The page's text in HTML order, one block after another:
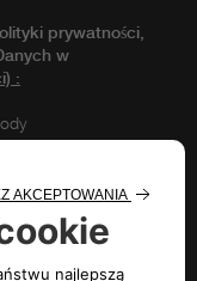
prywatności,
w
: